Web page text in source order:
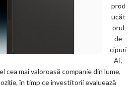
prod
ucăt
orul
de
cipuri
AI,
cea mai valoroasă companie din lume,
în timp ce investitorii evaluează